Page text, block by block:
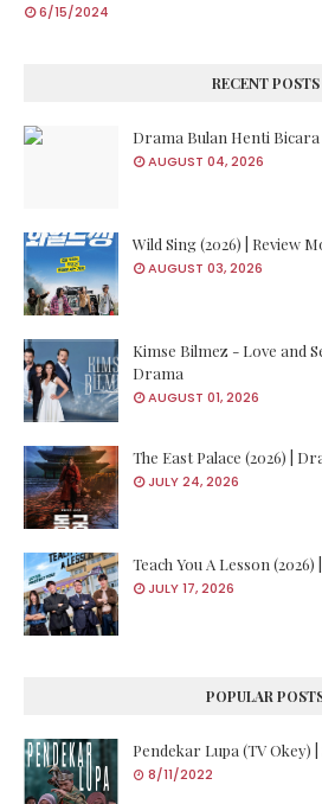
6/15/2024
RECENT POSTS
Drama Bulan Henti Bicara
AUGUST 04, 2026
Wild Sing (2026) | Review
AUGUST 03, 2026
Kimse Bilmez - Love and
Drama
AUGUST 01, 2026
The East Palace (2026) |
JULY 24, 2026
Teach You A Lesson
JULY 17, 2026
POPULAR
Pendekar Lupa (TV Okey)
8/11/2022